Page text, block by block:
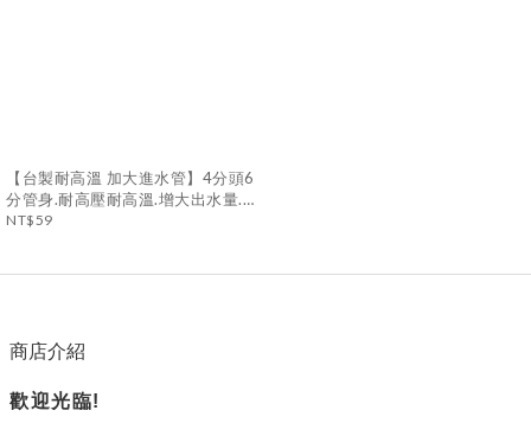
【台製耐高溫 加大進水管】4分頭6
分管身.耐高壓耐高溫.增大出水量.熱
水器高溫管.進水軟管
NT$59
商店介紹
歡迎光臨!